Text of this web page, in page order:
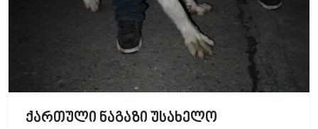
ქართული ნაგაზი უსახელო